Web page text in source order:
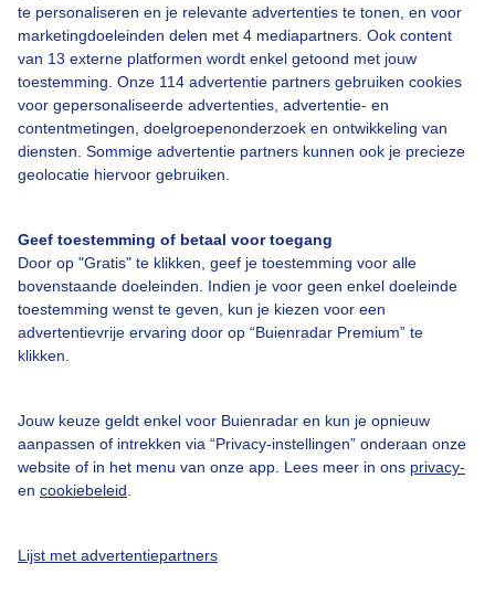
te personaliseren en je relevante advertenties te tonen, en voor
marketingdoeleinden delen met 4 mediapartners. Ook content
van 13 externe platformen wordt enkel getoond met jouw
toestemming. Onze 114 advertentie partners gebruiken cookies
voor gepersonaliseerde advertenties, advertentie- en
contentmetingen, doelgroepenonderzoek en ontwikkeling van
diensten. Sommige advertentie partners kunnen ook je precieze
geolocatie hiervoor gebruiken.
Geef toestemming of betaal voor toegang
Door op "Gratis" te klikken, geef je toestemming voor alle
bovenstaande doeleinden. Indien je voor geen enkel doeleinde
toestemming wenst te geven, kun je kiezen voor een
advertentievrije ervaring door op “Buienradar Premium” te
klikken.
Jouw keuze geldt enkel voor Buienradar en kun je opnieuw
aanpassen of intrekken via “Privacy-instellingen” onderaan onze
website of in het menu van onze app. Lees meer in ons privacy-
en cookiebeleid
Lijst met advertentiepartners
Een moment geduld aub...
Bedrijfsgegevens
Veelgestelde vragen
Contact
Gebruikersvoorwaarden
Adverteren
Privacy beleid